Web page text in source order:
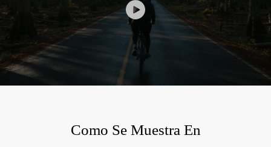
Como Se Muestra En